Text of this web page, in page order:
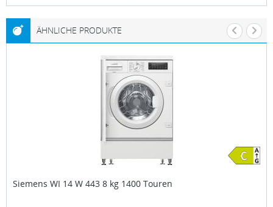
ÄHNLICHE PRODUKTE
Siemens WI 14 W 443 8 kg 1400 Touren